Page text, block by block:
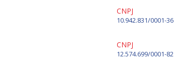
CNPJ
10.942.831/0001-36
CNPJ
12.574.699/0001-82